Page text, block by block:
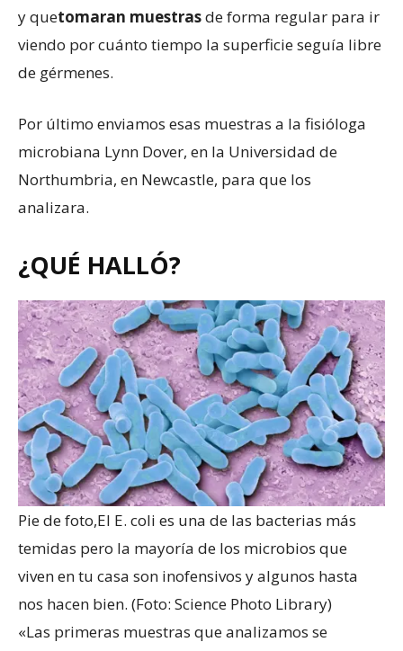
y quetomaran muestrasde forma regular para ir
viendo por cuánto tiempo la superficie seguía libre
de gérmenes.
Por último enviamos esas muestras a la fisióloga
microbiana Lynn Dover, en la Universidad de
Northumbria, en Newcastle, para que los
analizara.
¿QUÉ HALLÓ?
Pie de foto,El E. coli es una de las bacterias más
temidas pero la mayoría de los microbios que
viven en tu casa son inofensivos y algunos hasta
nos hacen bien. (Foto: Science Photo Library)
«Las primeras muestras que analizamos se